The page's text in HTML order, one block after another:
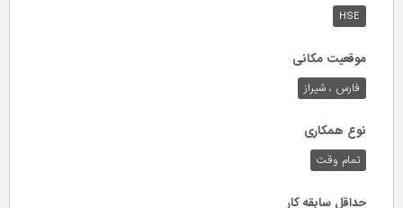
HSE
موقعیت مکانی
فارس ، شیراز
نوع همکاری
تمام وقت
حداقل سابقه کار